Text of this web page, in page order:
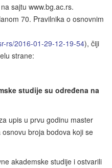
sajtu www.bg.ac.rs.
70. Pravilnika o osnovnim
rs/2016-01-29-12-19-54), čiji
strane:
studije su određena na
upis u prvu godinu master
broja bodova koji se
akademske studije i ostvarili